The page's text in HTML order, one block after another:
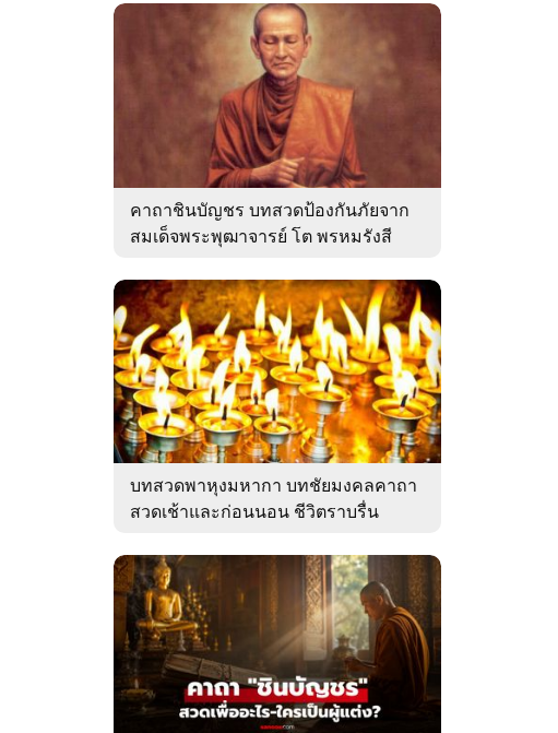
คาถาชินบัญชร บทสวดป้องกันภัยจาก
สมเด็จพระพุฒาจารย์ โต พรหมรังสี
บทสวดพาหุงมหากา บทชัยมงคลคาถา
สวดเช้าและก่อนนอน ชีวิตราบรื่น